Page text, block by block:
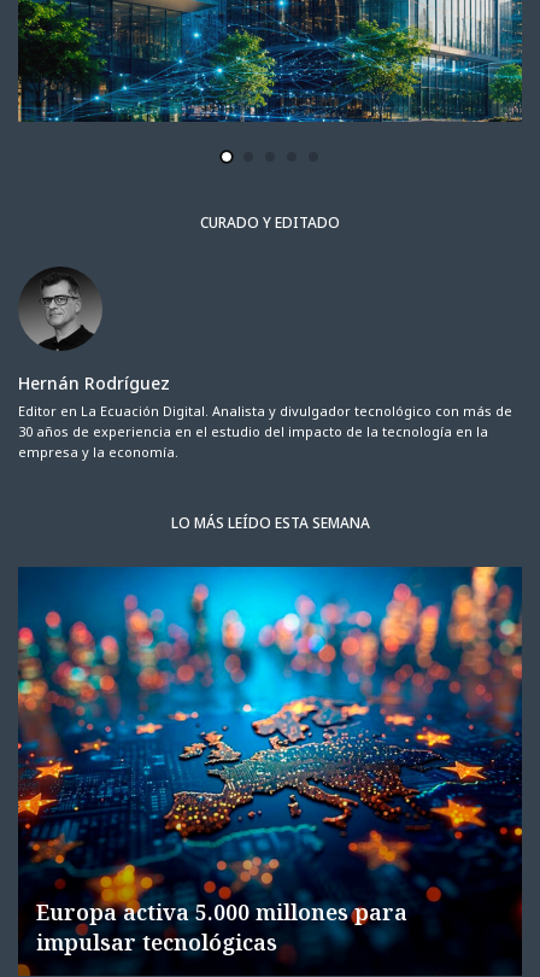
CURADO Y EDITADO
Hernán Rodríguez
Editor en La Ecuación Digital. Analista y divulgador tecnológico con más de
30 años de experiencia en el estudio del impacto de la tecnología en la
empresa y la economía.
LO MÁS LEÍDO ESTA SEMANA
Europa activa 5.000 millones para
impulsar tecnológicas